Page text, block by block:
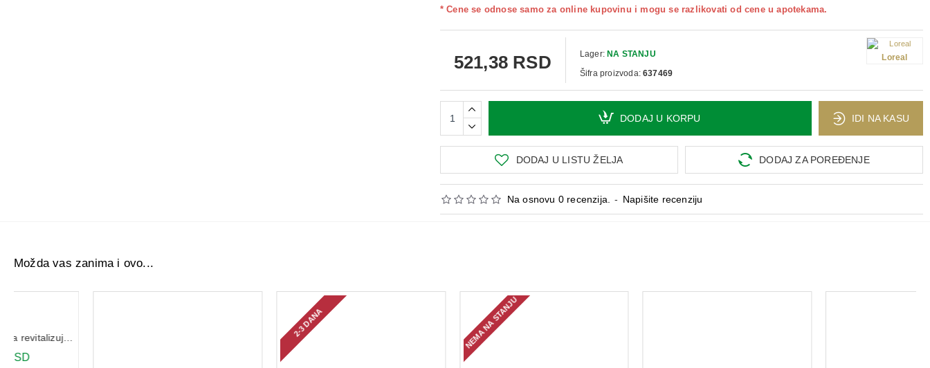
Način upotrebe:NanetiL’Oréal Paris Elseve Hyaluron Plump balzam za kosuna mokru kosu, ravnomerno
rasporediti po dužini i krajevima. Ostaviti da deluje oko 1 minut, zatim temeljno isprati.
Na osnovu 0 recenzija. - Napišite recenziju
* Cene se odnose samo za online kupovinu i mogu se razlikovati od cene u apotekama.
521,38 RSD Lager: NA STANJU
Šifra proizvoda: 637469
Loreal
DODAJ U KORPU IDI NA KASU
DODAJ U LISTU ŽELJA DODAJ ZA POREĐENJE
Možda vas zanima i ovo...
SENSOVUL 20 KESICA
1.610,40 RSD